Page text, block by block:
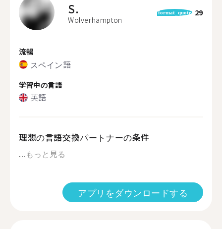
S.
Wolverhampton
format_quote 29
流暢
スペイン語
学習中の言語
英語
理想の言語交換パートナーの条件
... もっと見る
アプリをダウンロードする